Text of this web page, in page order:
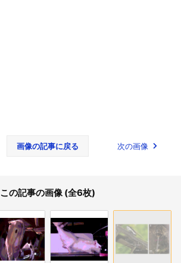
画像の記事に戻る 次の画像
この記事の画像 (全6枚)